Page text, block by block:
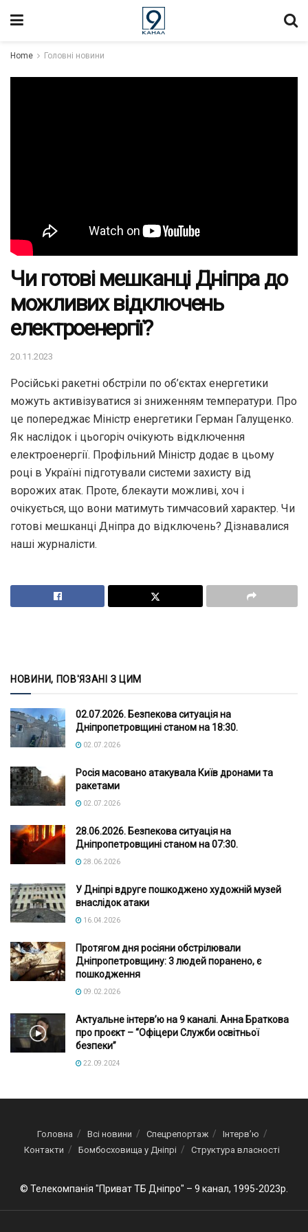
Home Головні новини
Чи готові мешканці Дніпра до
можливих відключень
електроенергії?
20.11.2023
Російські ракетні обстріли по об’єктах енергетики
можуть активізуватися зі зниженням температури. Про
це попереджає Міністр енергетики Герман Галущенко.
Як наслідок і цьогоріч очікують відключення
електроенергії. Профільний Міністр додає в цьому
році в Україні підготували системи захисту від
ворожих атак. Проте, блекаути можливі, хоч і
очікується, що вони матимуть тимчасовий характер. Чи
готові мешканці Дніпра до відключень? Дізнавалися
наші журналісти.
НОВИНИ, ПОВ'ЯЗАНІ З ЦИМ
02.07.2026. Безпекова ситуація на
Дніпропетровщині станом на 18:30.
02.07.2026
Росія масовано атакувала Київ дронами та
ракетами
02.07.2026
28.06.2026. Безпекова ситуація на
Дніпропетровщині станом на 07:30.
28.06.2026
У Дніпрі вдруге пошкоджено художній музей
внаслідок атаки
16.04.2026
Протягом дня росіяни обстрілювали
Дніпропетровщину: 3 людей поранено, є
пошкодження
09.02.2026
Актуальне інтервʼю на 9 каналі. Анна Браткова
про проєкт – “Офіцери Служби освітньої
безпеки”
22.09.2024
Головна Всі новини Спецрепортаж
Інтерв’ю
Контакти
Бомбосховища у Дніпрі Структура власності
© Телекомпанія "Приват ТБ Дніпро" – 9 канал, 1995-2023р.